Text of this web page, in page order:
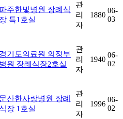
파주한빛병원 장례식
장 특1호실
관
리
자
1880
06-
03
경기도의료원 의정부
병원 장례식장2호실
관
리
자
1940
06-
02
문산한사랑병원 장례
식장 1호실
관
리
자
1996
06-
02